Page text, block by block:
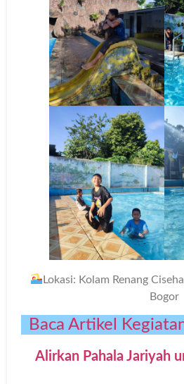
Lokasi: Kolam Renang
Bogor
Baca Artikel
Alirkan Pahala Jariyah